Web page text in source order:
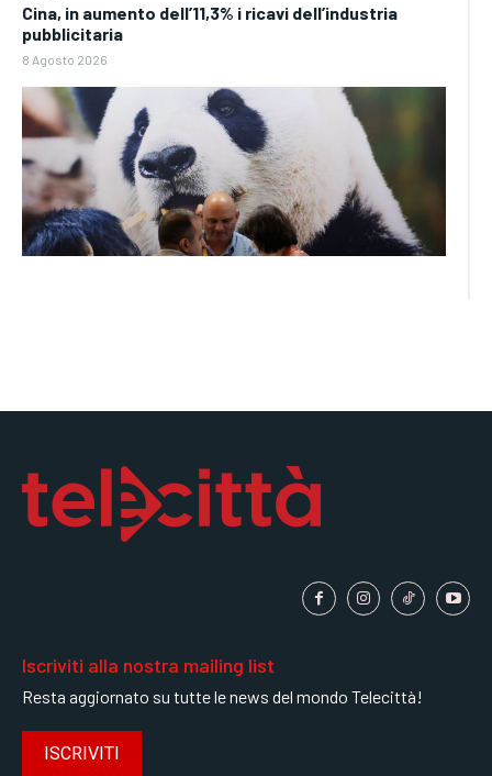
Cina, in aumento dell’11,3% i ricavi dell’industria
pubblicitaria
8 Agosto 2026
Iscriviti alla nostra mailing list
Resta aggiornato su tutte le news del mondo Telecittà!
ISCRIVITI